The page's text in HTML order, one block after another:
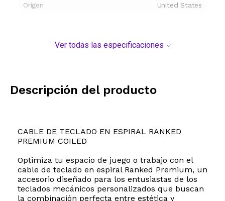
Origen United States
Ver todas las especificaciones
Descripción del producto
CABLE DE TECLADO EN ESPIRAL RANKED
PREMIUM COILED
Optimiza tu espacio de juego o trabajo con el
cable de teclado en espiral Ranked Premium, un
accesorio diseñado para los entusiastas de los
teclados mecánicos personalizados que buscan
la combinación perfecta entre estética y